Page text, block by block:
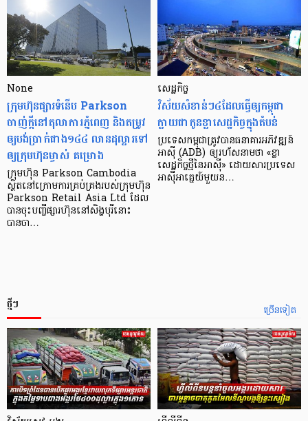
None
ក្រុមហ៊ុនផ្សារទំនើប Parkson
ចាញ់ក្ដីនៅតុលាការភ្នំពេញ និងតម្រូវ
ឲ្យបង់ប្រាក់ជាង១៤៤ លានដុល្លារទៅ
ឲ្យក្រុមហ៊ុនម្ចាស់ គម្រោង
ក្រុមហ៊ុន Parkson Cambodia
ស្ថិតនៅក្រោមការគ្រប់គ្រងរបស់ក្រុមហ៊ុន
Parkson Retail Asia Ltd ដែល
បានចុះបញ្ចីផ្សារហ៊ុននៅសិង្ហបុរីនោះ
បានចា…
សេដ្ឋកិច្ច​
វិស័យ​សំខាន់ៗ​៤​ដែល​ធ្វើ​ឲ្យ​កម្ពុជា​
ក្លាយ​ជា​កូន​ខ្លា​សេដ្ឋកិច្ច​ក្នុង​តំបន់
ប្រទេស​កម្ពុជា​ត្រូវ​បាន​ធនាគារ​អភិវឌ្ឍន៍​
អាស៊ី (ADB) ឲ្យ​រហ័ស​នាមថា «ខ្លា​
សេដ្ឋកិច្ច​ថ្មី​នៃ​អាស៊ី» ដោយសារ​ប្រទេស​
អាស៊ី​អាគ្នេយ៍​មួយ​ន…
ច្រើនទៀត
ថ្មីៗ